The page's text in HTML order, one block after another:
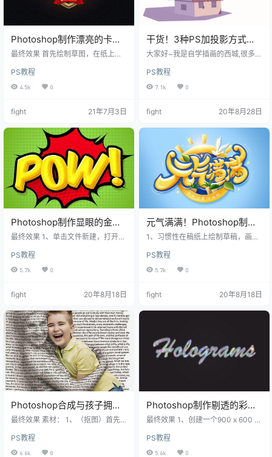
Photoshop制作漂亮的卡通
风格金色立体字
最终效果 首先绘制草图，在纸上画
了手绘板，在AI中，用画笔工具
（B），描边为1像素，先大致勾出
PS教程
4.5k 0
fight 21年7月3日
干货！3种PS加投影方式和
技巧
大家好~我是自学插画的西城,很多人
我的方法: 早上用一小时欣赏采集优
秀插画,有自己的素材库,记得分类 业
PS教程
7.1k 0
fight 20年8月28日
Photoshop制作显眼的金色
卡通立体字
最终效果 1、单击文件新建，打开P
x制作了文件2000像素（由于使用
的是像素，因此分辨率并不重
PS教程
5.7k 0
fight 20年8月18日
元气满满！Photoshop制作
剔透的金色手绘字
1、习惯性在稿纸上绘制草稿，画完
并且分别天色，有些小地方做了一
点调整。颜色后面还要再做调整，
PS教程
5.7k 0
fight 20年8月18日
Photoshop合成与孩子拥抱
的文字人像
最终效果 素材： 1、（抠图）首先
单栏-选择-主体，这样就可以把人
物载入选区，对了主体这个功能在P
PS教程
6.6k 0
Photoshop制作剔透的彩色
玻璃字
最终效果 1、创建一个900 x 600 px
黑色和白色，打开滤镜渲染云彩。
2、打开滤镜滤镜库纹理颗粒，应用
PS教程
5.6k 0